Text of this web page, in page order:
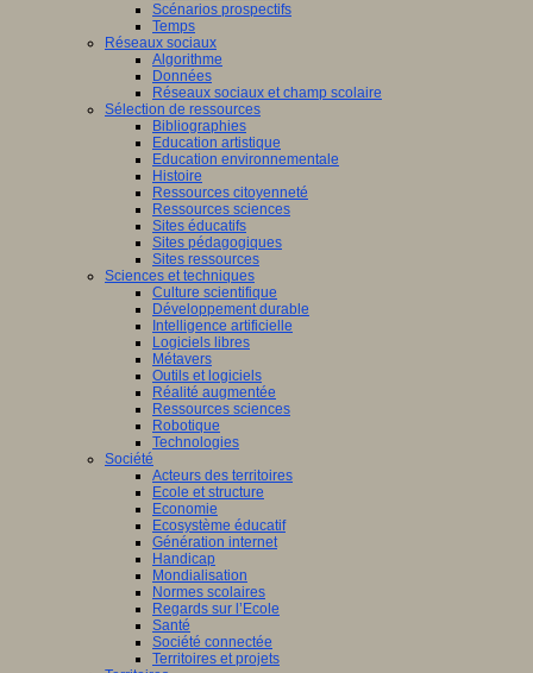
Scénarios prospectifs
Temps
Réseaux sociaux
Algorithme
Données
Réseaux sociaux et champ scolaire
Sélection de ressources
Bibliographies
Education artistique
Education environnementale
Histoire
Ressources citoyenneté
Ressources sciences
Sites éducatifs
Sites pédagogiques
Sites ressources
Sciences et techniques
Culture scientifique
Développement durable
Intelligence artificielle
Logiciels libres
Métavers
Outils et logiciels
Réalité augmentée
Ressources sciences
Robotique
Technologies
Société
Acteurs des territoires
Ecole et structure
Economie
Ecosystème éducatif
Génération internet
Handicap
Mondialisation
Normes scolaires
Regards sur l’Ecole
Santé
Société connectée
Territoires et projets